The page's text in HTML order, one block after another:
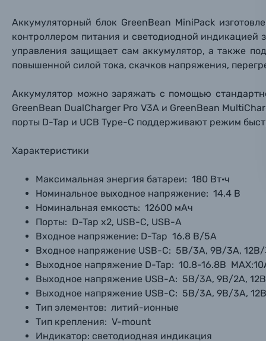
Ваш
Ваш
Электроника
Осветительное оборудование
Фоторамки
Фотоальбомы
Книги о фотографии, альбомы известных
Солнцезащитные очки
Б/У фототехника (Комиссионные товары)
Уценённые товары
Номер
Нажимая
Аккумуляторный блок GreenBean MiniPack
контроллером питания и светодиодной индикацией
управления защищает сам аккумулятор, а также
повышенной силой тока, скачков напряжения,
Аккумулятор можно заряжать с помощью
GreenBean DualCharger Pro V3A и GreenBean
порты D-Tap и UCB Type-C поддерживают режим
Характеристики
Максимальная энергия батареи: 180 Вт·ч
Номинальное выходное напряжение: 14.4 В
Номинальная емкость: 12600 мАч
Порты: D-Tap х2, USB-С, USB-A
Входное напряжение: D-Tap 16.8 В/5А
Входное напряжение USB-С: 5В/3A, 9В/3A, 12В/
Выходное напряжение D-Tap: 10.8-16.8В
Выходное напряжение USB-А: 5В/3A, 9В/2A,
Выходное напряжение USB-С: 5В/3A, 9В/3A,
Тип элементов: литий-ионные
Тип крепления: V-mount
Индикатор: светодиодная индикация
Ваш